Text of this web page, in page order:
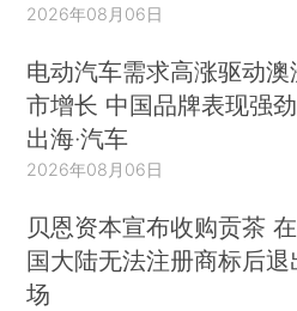
2026年08月06日
电动汽车需求高涨驱动澳
市增长 中国品牌表现强劲
出海·汽车
2026年08月06日
贝恩资本宣布收购贡茶
国大陆无法注册商标后退
场